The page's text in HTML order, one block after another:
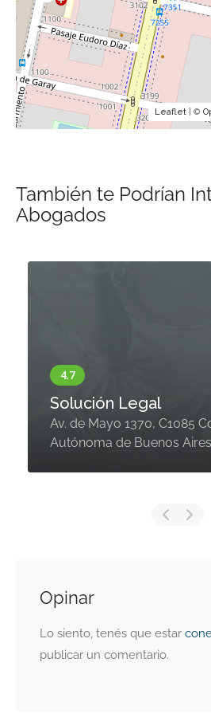
Leaflet | ©
También te Podrían
Abogados
Solución Legal
Av. de Mayo 1370, C1085
Autónoma de Buenos Aires
Opinar
Lo siento, tenés que estar
publicar un comentario.